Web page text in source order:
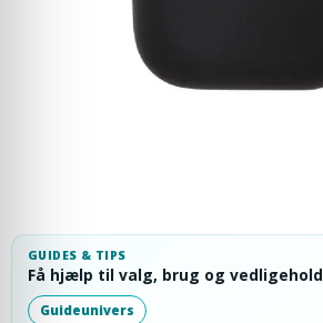
GUIDES & TIPS
Få hjælp til valg, brug og vedligehold
Guideunivers